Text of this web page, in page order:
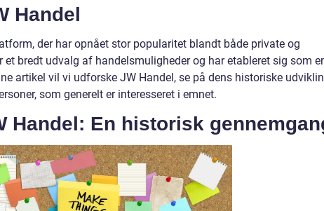
Handel
der har opnået stor popularitet blandt både private og
bredt udvalg af handelsmuligheder og har etableret sig som
artikel vil vi udforske JW Handel, se på dens historiske
som generelt er interesseret i emnet.
Handel: En historisk